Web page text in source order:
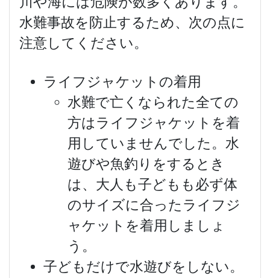
水難事故を防止するため、次の点に
注意してください。
ライフジャケットの着用
水難で亡くなられた全ての
方はライフジャケットを着
用していませんでした。水
遊びや魚釣りをするとき
は、大人も子どもも必ず体
のサイズに合ったライフジ
ャケットを着用しましょ
う。
子どもだけで水遊びをしない。